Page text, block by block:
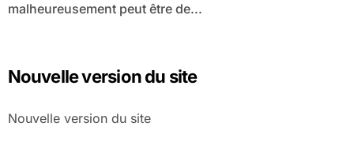
malheureusement peut être de...
Nouvelle version du site
Nouvelle version du site